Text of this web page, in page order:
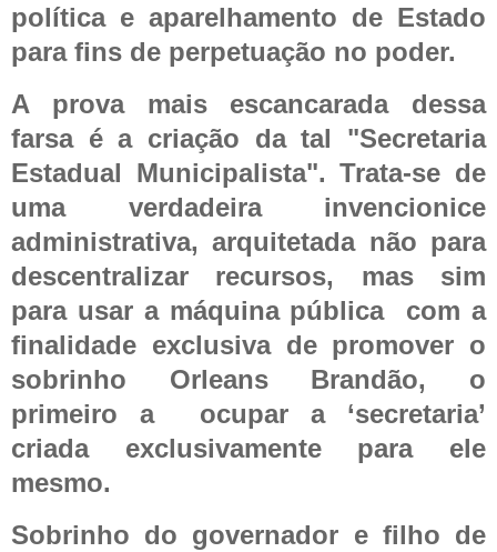
política e aparelhamento de Estado
para fins de perpetuação no poder.
A prova mais escancarada dessa
farsa é a criação da tal "Secretaria
Estadual Municipalista". Trata-se de
uma verdadeira invencionice
administrativa, arquitetada não para
descentralizar recursos, mas sim
para usar a máquina pública com a
finalidade exclusiva de promover o
sobrinho Orleans Brandão, o
primeiro a ocupar a ‘secretaria’
criada exclusivamente para ele
mesmo.
Sobrinho do governador e filho de